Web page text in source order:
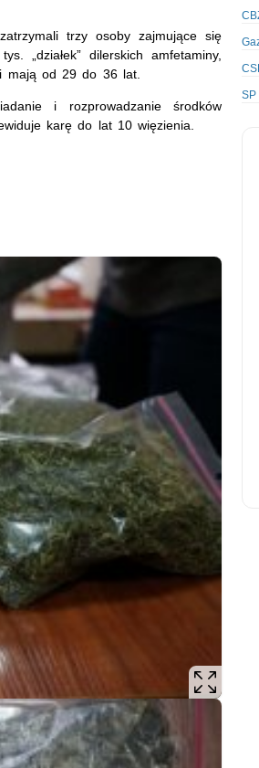
trzy osoby zajmujące się
„działek” dilerskich amfetaminy,
mają od 29 do 36 lat.
i rozprowadzanie środków
karę do lat 10 więzienia.
SP